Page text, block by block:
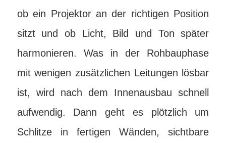
ob ein Projektor an der richtigen Position
sitzt und ob Licht, Bild und Ton später
harmonieren. Was in der Rohbauphase
mit wenigen zusätzlichen Leitungen lösbar
ist, wird nach dem Innenausbau schnell
aufwendig. Dann geht es plötzlich um
Schlitze in fertigen Wänden, sichtbare